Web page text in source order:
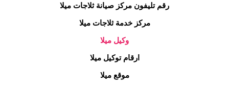
رقم تليفون مركز صيانة ثلاجات ميلا
مركز خدمة ثلاجاتميلا
وكيل ميلا
ارقام توكيلميلا
موقعميلا